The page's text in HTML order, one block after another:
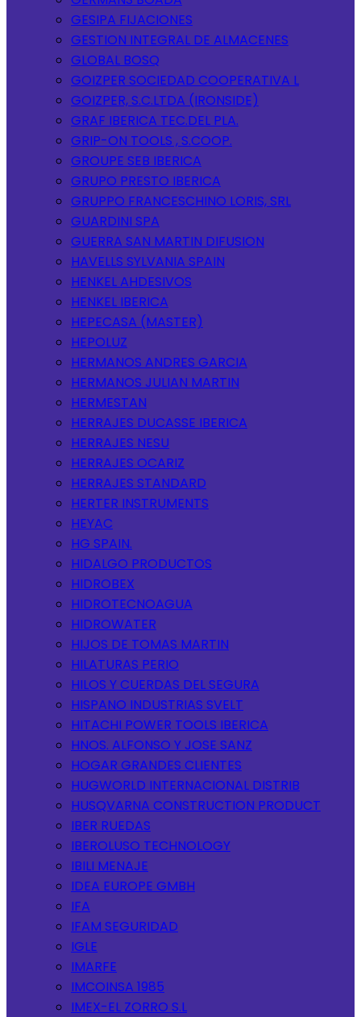
GESIPA FIJACIONES
GESTION INTEGRAL DE ALMACENES
GLOBAL BOSQ
GOIZPER SOCIEDAD COOPERATIVA L
GOIZPER, S.C.LTDA (IRONSIDE)
GRAF IBERICA TEC.DEL PLA.
GRIP-ON TOOLS , S.COOP.
GROUPE SEB IBERICA
GRUPO PRESTO IBERICA
GRUPPO FRANCESCHINO LORIS, SRL
GUARDINI SPA
GUERRA SAN MARTIN DIFUSION
HAVELLS SYLVANIA SPAIN
HENKEL AHDESIVOS
HENKEL IBERICA
HEPECASA (MASTER)
HEPOLUZ
HERMANOS ANDRES GARCIA
HERMANOS JULIAN MARTIN
HERMESTAN
HERRAJES DUCASSE IBERICA
HERRAJES NESU
HERRAJES OCARIZ
HERRAJES STANDARD
HERTER INSTRUMENTS
HEYAC
HG SPAIN.
HIDALGO PRODUCTOS
HIDROBEX
HIDROTECNOAGUA
HIDROWATER
HIJOS DE TOMAS MARTIN
HILATURAS PERIO
HILOS Y CUERDAS DEL SEGURA
HISPANO INDUSTRIAS SVELT
HITACHI POWER TOOLS IBERICA
HNOS. ALFONSO Y JOSE SANZ
HOGAR GRANDES CLIENTES
HUGWORLD INTERNACIONAL DISTRIB
HUSQVARNA CONSTRUCTION PRODUCT
IBER RUEDAS
IBEROLUSO TECHNOLOGY
IBILI MENAJE
IDEA EUROPE GMBH
IFA
IFAM SEGURIDAD
IGLE
IMARFE
IMCOINSA 1985
IMEX-EL ZORRO S.L